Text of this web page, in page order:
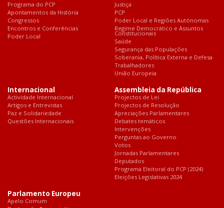
Programa do PCP
Apontamentos da História
Congressos
Encontros e Conferências
Poder Local
Justiça
PCP
Poder Local e Regiões Autónomas
Regime Democrático e Assuntos
Constitucionais
Saúde
Segurança das Populações
Soberania, Política Externa e Defesa
Trabalhadores
União Europeia
Internacional
Actividade Internacional
Artigos e Entrevistas
Paz e Solidariedade
Questões Internacionais
Assembleia da República
Projectos de Lei
Projectos de Resolução
Apreciações Parlamentares
Debates temáticos
Intervenções
Perguntas ao Governo
Votos
Jornadas Parlamentares
Deputados
Programa Eleitoral do PCP (2024)
Eleições Legislativas 2024
Parlamento Europeu
Apelo Comum